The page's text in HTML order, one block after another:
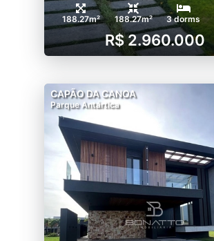
188.27m² 188.27m² 3 dorms
R$ 2.960.000
CAPÃO DA CANOA
Parque Antártica